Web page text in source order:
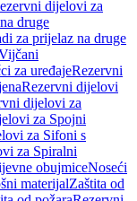
dijelovi za
druge
za prijelaz na druge
za uređajeRezervni
Rezervni dijelovi
dijelovi za
za Spojni
za Sifoni s
za Spiralni
obujmiceNoseći
materijalZaštita od